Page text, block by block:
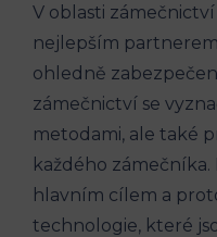
V oblasti
nejlepším
ohledně
zámečnictví se
metodami, ale také
každého
hlavním cílem a
technologie, které